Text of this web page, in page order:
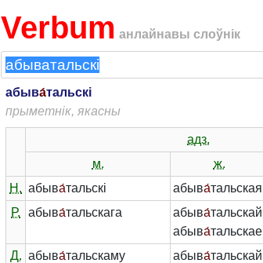
Verbum анлайнавы слоўнік
абыва́тальскі
прыметнік, якасны
адз.
м.
ж.
Н. абыва́тальскі абыва́тальская
Р.
абыва́тальскага абыва́тальскай
абыва́тальскае
Д. абыва́тальскаму абыва́тальскай